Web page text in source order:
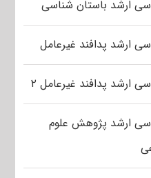
ارشد باستان شناسی
ارشد پدافند غیرعامل
ارشد پدافند غیرعامل ۲
ارشد پژوهش علوم